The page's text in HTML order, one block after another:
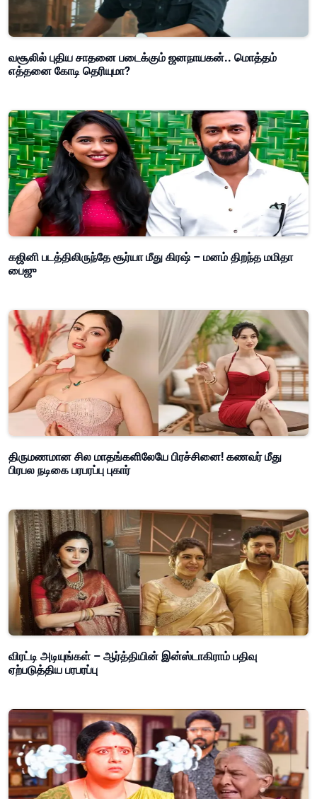
வசூலில் புதிய சாதனை படைக்கும் ஜனநாயகன்.. மொத்தம்
எத்தனை கோடி தெரியுமா?
கஜினி படத்திலிருந்தே சூர்யா மீது கிரஷ் – மனம் திறந்த மமிதா
பைஜு
திருமணமான சில மாதங்களிலேயே பிரச்சினை! கணவர் மீது
பிரபல நடிகை பரபரப்பு புகார்
விரட்டி அடியுங்கள் – ஆர்த்தியின் இன்ஸ்டாகிராம் பதிவு
ஏற்படுத்திய பரபரப்பு